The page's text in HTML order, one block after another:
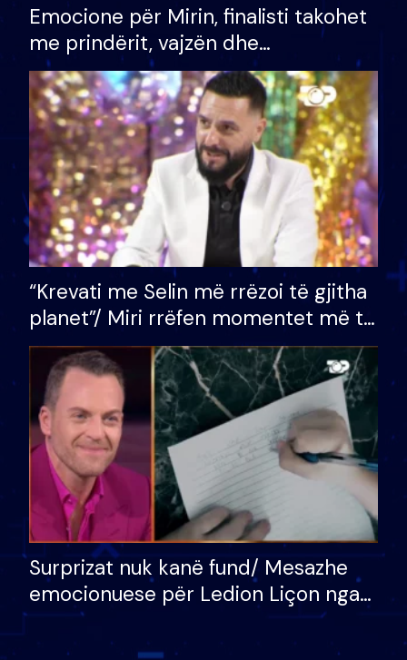
Emocione për Mirin, finalisti takohet
me prindërit, vajzën dhe
bashkëshorten: S’kemi ndonjë letër
divorci apo jo?
“Krevati me Selin më rrëzoi të gjitha
planet”/ Miri rrëfen momentet më të
bukura në shtëpinë e BB VIP: Do më
mungojë zilja e mëngjesit kur…
Surprizat nuk kanë fund/ Mesazhe
emocionuese për Ledion Liçon nga
nëna dhe fëmijët e tij, moderatori
nuk i mban dot lotët: Nuk meritoj…